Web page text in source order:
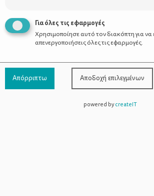
Επικοινωνία
800-1199-800(από
χωρίς χρέωση)
Για όλες τις εφαρμογές
Χρησιμοποίησε αυτό τον διακόπτη για να
απενεργοποιήσεις όλες τις εφαρμογές.
Απόρριπτω Αποδοχή επιλεγμένων
powered bycreateIT